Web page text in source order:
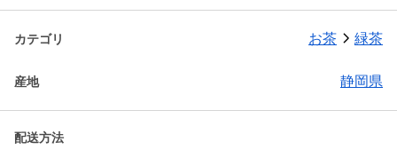
カテゴリ お茶 緑茶
産地 静岡県
配送方法